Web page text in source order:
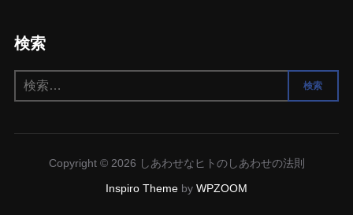
検索
索:
検索
Copyright © 2026 しあわせなヒトのしあわせの法則
Inspiro Theme by WPZOOM